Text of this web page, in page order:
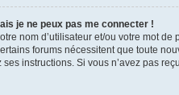
je ne peux pas me connecter !
nom d’utilisateur et/ou votre mot
forums nécessitent que toute
instructions. Si vous n’avez pas